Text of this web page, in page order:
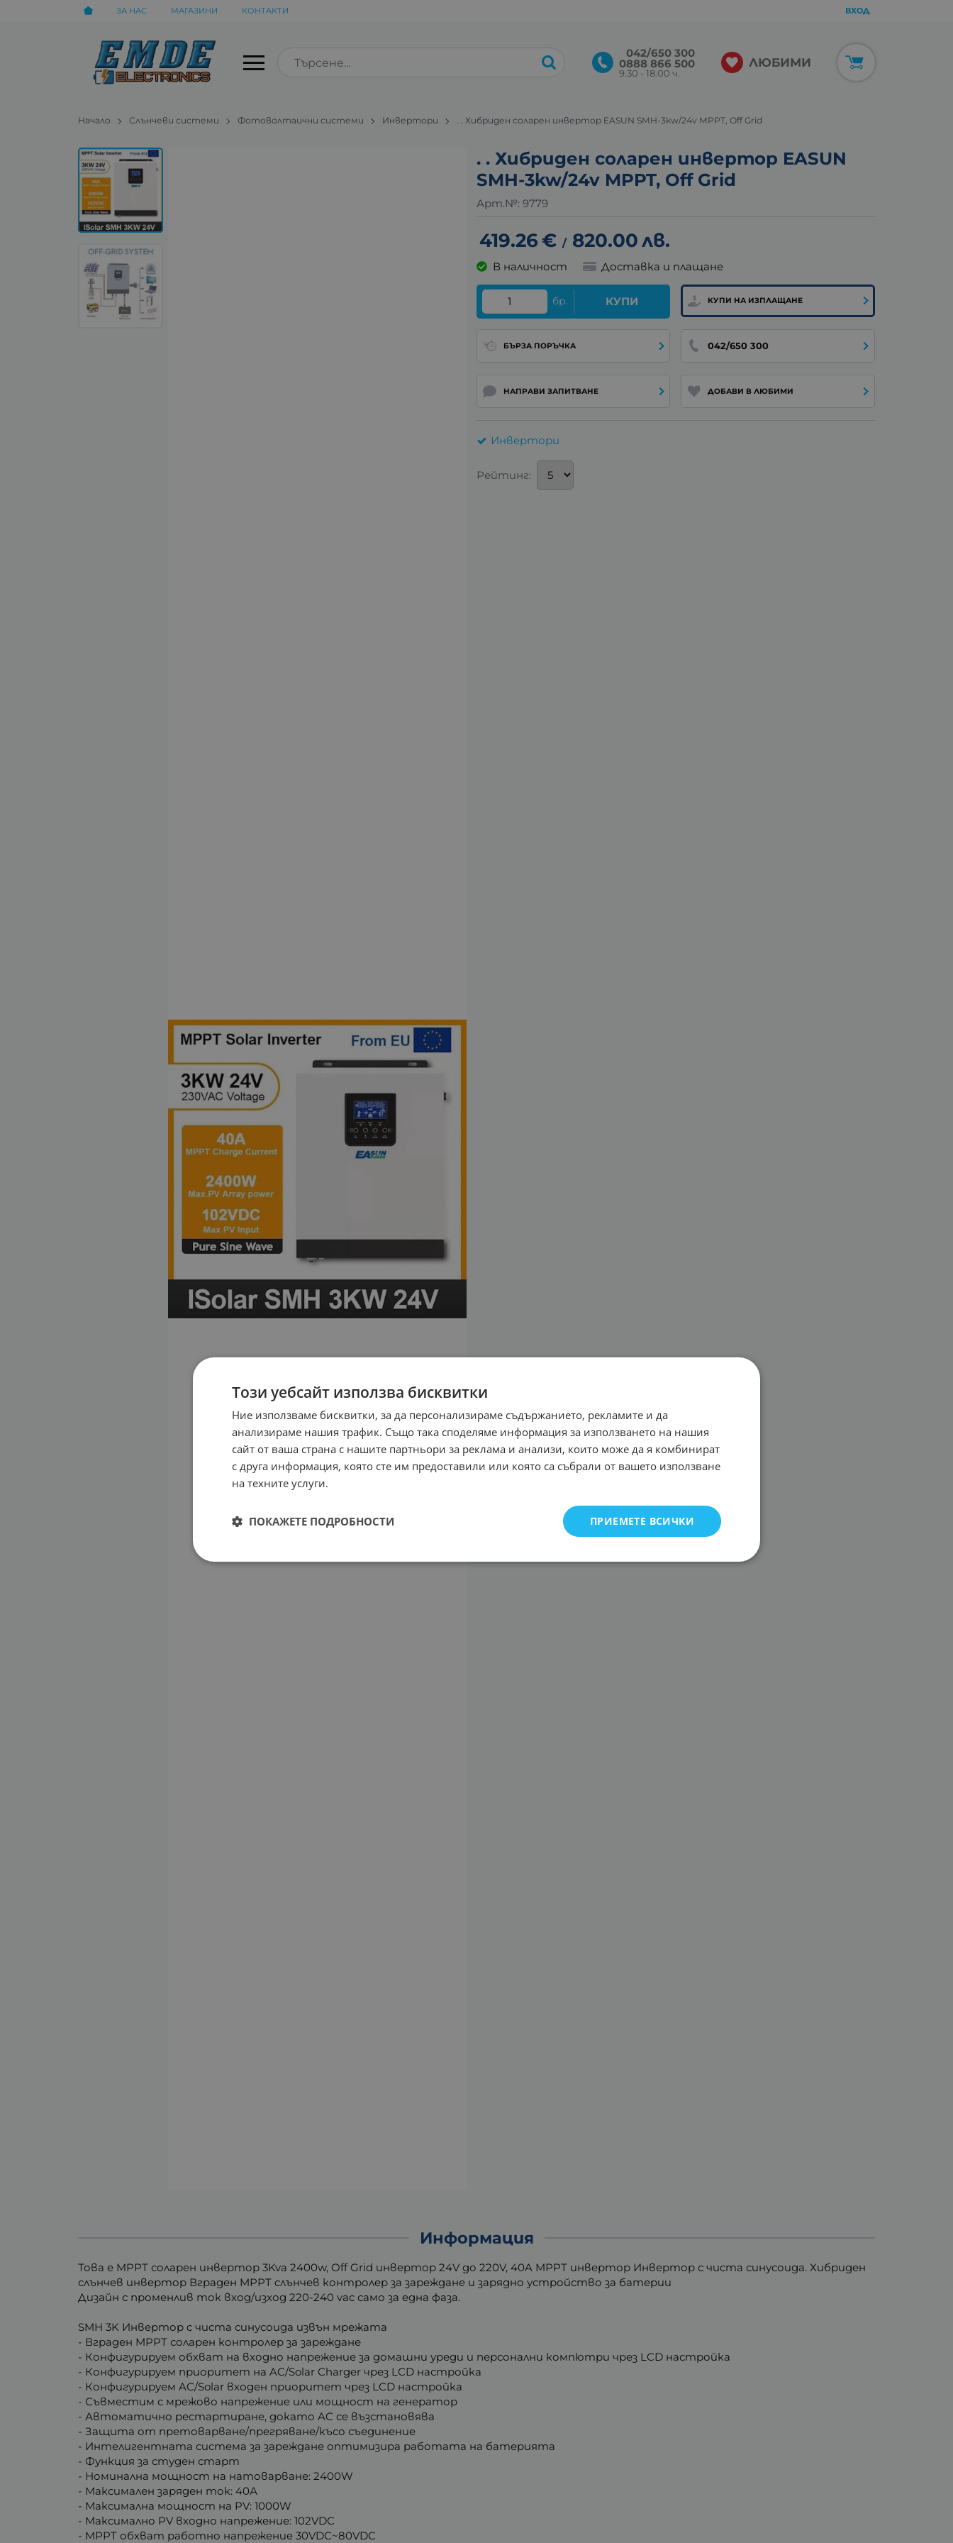
ЗА НАС МАГАЗИНИ КОНТАКТИ ВХОД
042/650 300
0888 866 500
9.30 - 18.00 ч.
ЛЮБИМИ
Начало Слънчеви системи Фотоволтаични системи Инвертори . . Хибриден соларен инвертор EASUN SMH-3kw/24v MPPT, Off Grid
. . Хибриден соларен инвертор EASUN
SMH-3kw/24v MPPT, Off Grid
Арт.№: 9779
419.26€ / 820.00лв.
В наличност Доставка и плащане
бр. КУПИ КУПИ НА ИЗПЛАЩАНЕ
БЪРЗА ПОРЪЧКА 042/650 300
НАПРАВИ ЗАПИТВАНЕ ДОБАВИ В ЛЮБИМИ
Инвертори
Рейтинг:
Информация
Това е MPPT соларен инвертор 3Kva 2400w, Off Grid инвертор 24V до 220V, 40A MPPT инвертор Инвертор с чиста синусоида. Хибриден
слънчев инвертор Вграден MPPT слънчев контролер за зареждане и зарядно устройство за батерии
Дизайн с променлив ток вход/изход 220-240 vac само за една фаза.
SMH 3K Инвертор с чиста синусоида извън мрежата
- Вграден MPPT соларен контролер за зареждане
- Конфигурируем обхват на входно напрежение за домашни уреди и персонални компютри чрез LCD настройка
- Конфигурируем приоритет на AC/Solar Charger чрез LCD настройка
- Конфигурируем AC/Solar входен приоритет чрез LCD настройка
- Съвместим с мрежово напрежение или мощност на генератор
- Автоматично рестартиране, докато AC се възстановява
- Защита от претоварване/прегряване/късо съединение
- Интелигентната система за зареждане оптимизира работата на батерията
- Функция за студен старт
- Номинална мощност на натоварване: 2400W
- Максимален заряден ток: 40А
- Максимална мощност на PV: 1000W
- Максимално PV входно напрежение: 102VDC
- MPPT обхват работно напрежение 30VDC~80VDC
Този уебсайт използва бисквитки
Ние използваме бисквитки, за да персонализираме съдържанието, рекламите и да
анализираме нашия трафик. Също така споделяме информация за използването на нашия
сайт от ваша страна с нашите партньори за реклама и анализи, които може да я комбинират
с друга информация, която сте им предоставили или която са събрали от вашето използване
на техните услуги.
ПРИЕМЕТЕ ВСИЧКИ
ПОКАЖЕТЕ ПОДРОБНОСТИ